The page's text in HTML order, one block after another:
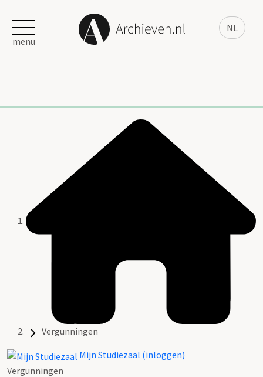
NL
menu
Vergunningen
Mijn Studiezaal (inloggen)
Vergunningen